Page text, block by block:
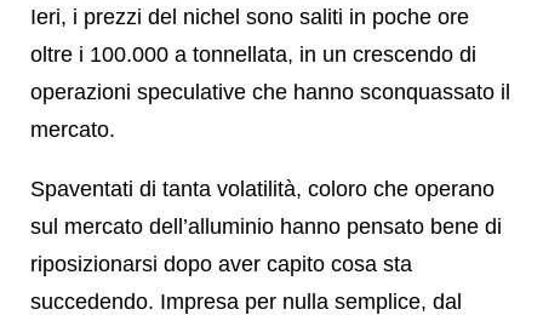
Ieri, i prezzi del nichel sono saliti in poche ore
oltre i 100.000 a tonnellata, in un crescendo di
operazioni speculative che hanno sconquassato il
mercato.
Spaventati di tanta volatilità, coloro che operano
sul mercato dell’alluminio hanno pensato bene di
riposizionarsi dopo aver capito cosa sta
succedendo. Impresa per nulla semplice, dal